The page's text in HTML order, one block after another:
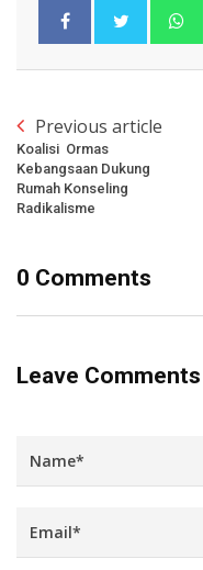
Previous article
Koalisi Ormas
Kebangsaan Dukung
Rumah Konseling
Radikalisme
0 Comments
Leave Comments